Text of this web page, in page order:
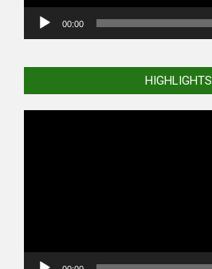
00:00
HIGHLIGHTS